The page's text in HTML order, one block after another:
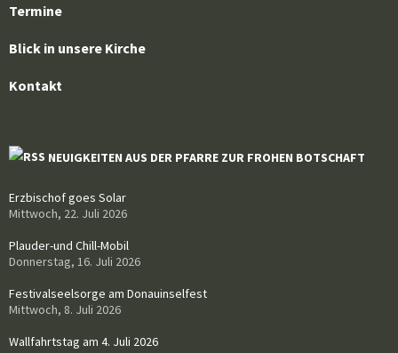
Termine
Blick in unsere Kirche
Kontakt
NEUIGKEITEN AUS DER PFARRE ZUR FROHEN BOTSCHAFT
Erzbischof goes Solar
Mittwoch, 22. Juli 2026
Plauder-und Chill-Mobil
Donnerstag, 16. Juli 2026
Festivalseelsorge am Donauinselfest
Mittwoch, 8. Juli 2026
Wallfahrtstag am 4. Juli 2026